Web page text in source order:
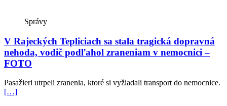
Správy
V Rajeckých Tepliciach sa stala tragická dopravná
nehoda, vodič podľahol zraneniam v nemocnici –
FOTO
Pasažieri utrpeli zranenia, ktoré si vyžiadali transport do nemocnice.
[…]